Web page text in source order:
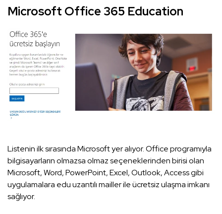
Microsoft Office 365 Education
Listenin ilk sırasında Microsoft yer alıyor. Office programıyla
bilgisayarların olmazsa olmaz seçeneklerinden birisi olan
Microsoft, Word, PowerPoint, Excel, Outlook, Access gibi
uygulamalara edu uzantılı mailler ile ücretsiz ulaşma imkanı
sağlıyor.